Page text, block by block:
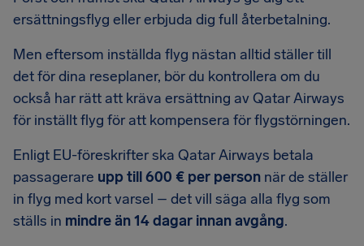
ersättningsflyg eller erbjuda dig full återbetalning.
Men eftersom inställda flyg nästan alltid ställer till
det för dina reseplaner, bör du kontrollera om du
också har rätt att kräva ersättning av Qatar Airways
för inställt flyg för att kompensera för flygstörningen.
Enligt EU-föreskrifter ska Qatar Airways betala
passagerare upp till 600 € per person när de ställer
in flyg med kort varsel – det vill säga alla flyg som
ställs in mindre än 14 dagar innan avgång.